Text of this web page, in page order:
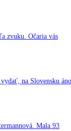
zvuku. Očaria vás
na Slovensku
Mala 93